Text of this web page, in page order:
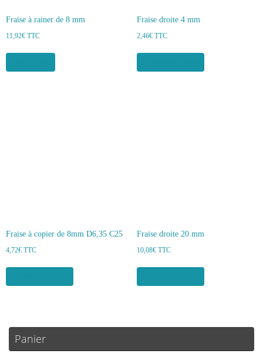
Fraise à rainer de 8 mm
11,92€ TTC
Fraise droite 4 mm
2,46€ TTC
Fraise à copier de 8mm D6,35 C25
4,72€ TTC
Fraise droite 20 mm
10,08€ TTC
Panier